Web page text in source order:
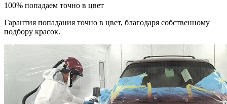
100% попадаем точно в цвет
Гарантия попадания точно в цвет, благодаря собственному
подбору красок.